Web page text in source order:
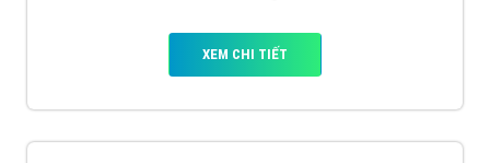
XEM CHI TIẾT